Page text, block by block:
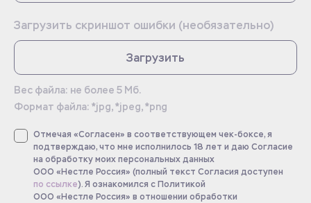
Загрузить скриншот ошибки (необязательно)
Загрузить
Вес файла: не более 5 Мб.
Формат файла: *jpg, *jpeg, *png
Отмечая «Согласен» в соответствующем чек-боксе, я
подтверждаю, что мне исполнилось 18 лет и даю Согласие
на обработку моих персональных данных
ООО «Нестле Россия» (полный текст Согласия доступен
по ссылке). Я ознакомился с Политикой
ООО «Нестле Россия» в отношении обработки